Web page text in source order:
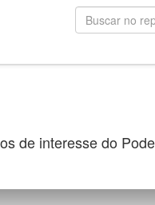
de interesse do